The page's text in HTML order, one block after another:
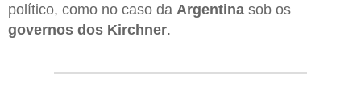
político, como no caso da Argentina sob os
governos dos Kirchner.